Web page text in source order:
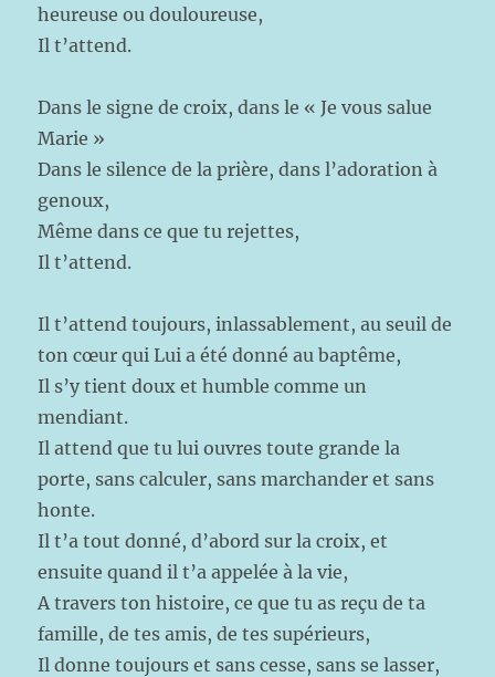
heureuse ou douloureuse,
Il t’attend.
Dans le signe de croix, dans le « Je vous salue
Marie »
Dans le silence de la prière, dans l’adoration à
genoux,
Même dans ce que tu rejettes,
Il t’attend.
Il t’attend toujours, inlassablement, au seuil de
ton cœur qui Lui a été donné au baptême,
Il s’y tient doux et humble comme un
mendiant.
Il attend que tu lui ouvres toute grande la
porte, sans calculer, sans marchander et sans
honte.
Il t’a tout donné, d’abord sur la croix, et
ensuite quand il t’a appelée à la vie,
A travers ton histoire, ce que tu as reçu de ta
famille, de tes amis, de tes supérieurs,
Il donne toujours et sans cesse, sans se lasser,